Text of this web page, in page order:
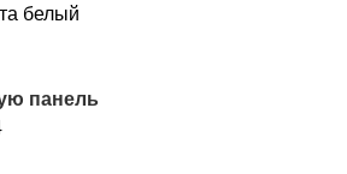
белый
панель